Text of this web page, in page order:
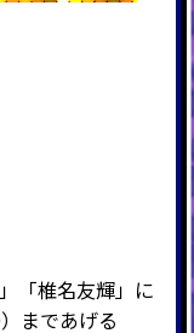
「椎名友輝」に
まであげる